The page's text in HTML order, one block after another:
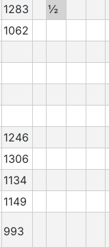
1283
½
1062
1246
1306
1134
1149
993